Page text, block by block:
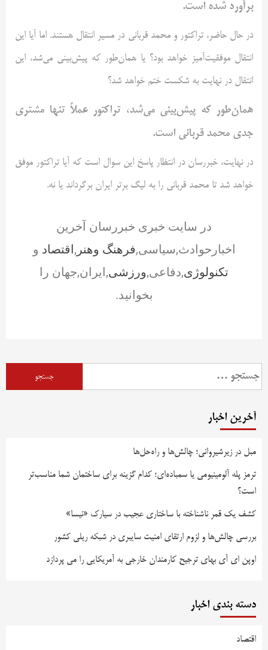
برآورد شده است.
در حال حاضر، تراکتور و محمد قربانی در مسیر انتقال هستند. اما آیا این
انتقال موفقیت‌آمیز خواهد بود؟ یا همان‌طور که پیش‌بینی می‌شد، این
انتقال در نهایت به شکست ختم خواهد شد؟
همان‌طور که پیش‌بینی می‌شد، تراکتور عملاً تنها مشتری
جدی محمد قربانی است.
در نهایت، خبررسان در انتظار پاسخ این سوال است که آیا تراکتور موفق
خواهد شد تا محمد قربانی را به لیگ برتر ایران برگرداند یا نه.
در سایت خبری خبررسان آخرین
اخبارحوادث,سیاسی,فرهنگ وهنر ,اقتصاد و
تکنولوژی,دفاعی,ورزشی,ایران,جهان را
بخوانید.
آخرین اخبار
مبل در زیرشیروانی؛ چالش‌ها و راه‌حل‌ها
ترمز پله آلومینیومی یا سمباده‌ای؛ کدام گزینه برای ساختمان شما مناسب‌تر
است؟
کشف یک قمر ناشناخته با ساختاری عجیب در سیارک «نیسا»
بررسی چالش‌ها و لزوم ارتقای امنیت سایبری در شبکه ریلی کشور
اوپن ای آی بهای ترجیح کارمندان خارجی به آمریکایی را می پردازد
دسته بندی اخبار
اقتصاد